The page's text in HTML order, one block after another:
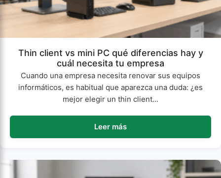
Thin client vs mini PC qué diferencias hay y
cuál necesita tu empresa
Cuando una empresa necesita renovar sus equipos
informáticos, es habitual que aparezca una duda: ¿es
mejor elegir un thin client...
Leer más